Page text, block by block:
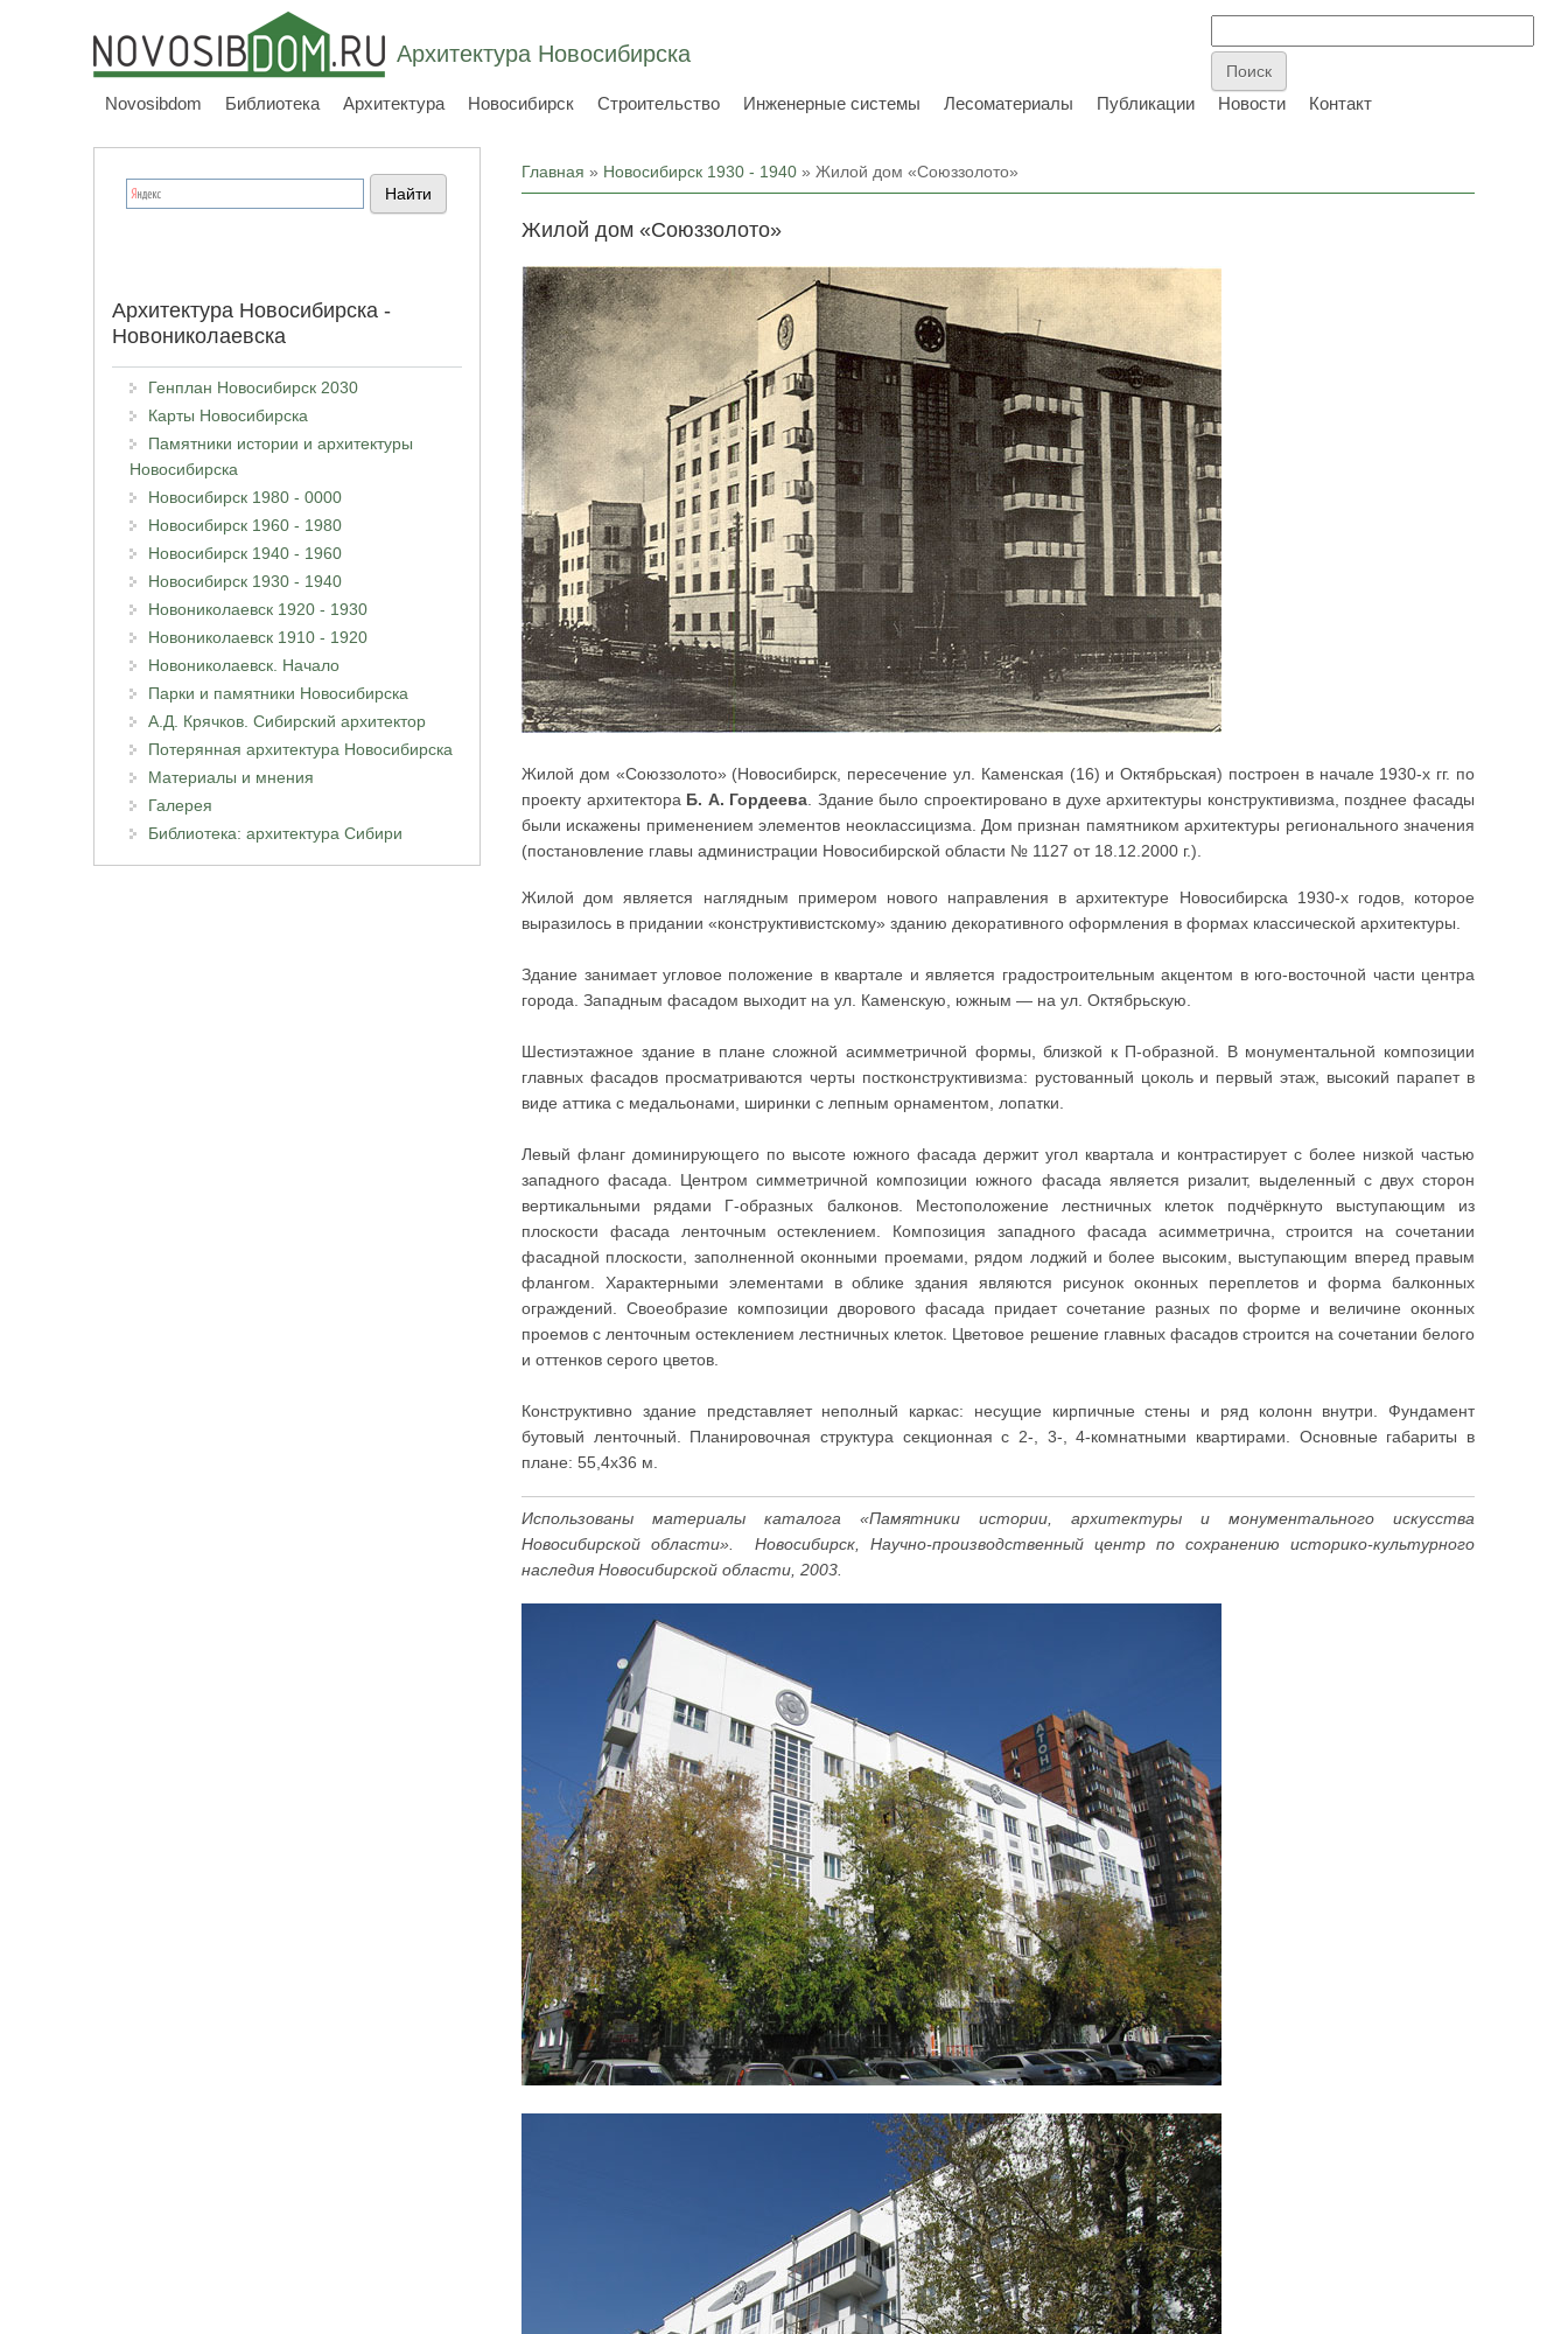
Архитектура Новосибирска
Novosibdom Библиотека Архитектура Новосибирск Строительство Инженерные системы Лесоматериалы Публикации Новости Контакт
Вы здесь
Главная » Новосибирск 1930 - 1940 » Жилой дом «Союззолото»
Жилой дом «Союззолото»
Жилой дом «Союззолото» (Новосибирск, пересечение ул. Каменская (16) и Октябрьская) построен в начале 1930-х гг. по
проекту архитектора Б. А. Гордеева . Здание было спроектировано в духе архитектуры конструктивизма, позднее фасады
были искажены применением элементов неоклассицизма. Дом признан памятником архитектуры регионального значения
(постановление главы администрации Новосибирской области № 1127 от 18.12.2000 г.).
Жилой дом является наглядным примером нового направления в архитектуре Новосибирска 1930-х годов, которое
выразилось в придании «конструктивистскому» зданию декоративного оформления в формах классической архитектуры.
Здание занимает угловое положение в квартале и является градостроительным акцентом в юго-восточной части центра
города. Западным фасадом выходит на ул. Каменскую, южным — на ул. Октябрьскую.
Шестиэтажное здание в плане сложной асимметричной формы, близкой к П-образной. В монументальной композиции
главных фасадов просматриваются черты постконструктивизма: рустованный цоколь и первый этаж, высокий парапет в
виде аттика с медальонами, ширинки с лепным орнаментом, лопатки.
Левый фланг доминирующего по высоте южного фасада держит угол квартала и контрастирует с более низкой частью
западного фасада. Центром симметричной композиции южного фасада является ризалит, выделенный с двух сторон
вертикальными рядами Г-образных балконов. Местоположение лестничных клеток подчёркнуто выступающим из
плоскости фасада ленточным остеклением. Композиция западного фасада асимметрична, строится на сочетании
фасадной плоскости, заполненной оконными проемами, рядом лоджий и более высоким, выступающим вперед правым
флангом. Характерными элементами в облике здания являются рисунок оконных переплетов и форма балконных
ограждений. Своеобразие композиции дворового фасада придает сочетание разных по форме и величине оконных
проемов с ленточным остеклением лестничных клеток. Цветовое решение главных фасадов строится на сочетании белого
и оттенков серого цветов.
Конструктивно здание представляет неполный каркас: несущие кирпичные стены и ряд колонн внутри. Фундамент
бутовый ленточный. Планировочная структура секционная с 2-, 3-, 4-комнатными квартирами. Основные габариты в
плане: 55,4x36 м.
Использованы материалы каталога «Памятники истории, архитектуры и монументального искусства
Новосибирской области». Новосибирск, Научно-производственный центр по сохранению историко-культурного
наследия Новосибирской области, 2003.
Архитектура Новосибирска -
Новониколаевска
Генплан Новосибирск 2030
Карты Новосибирска
Памятники истории и архитектуры
Новосибирска
Новосибирск 1980 - 0000
Новосибирск 1960 - 1980
Новосибирск 1940 - 1960
Новосибирск 1930 - 1940
Новониколаевск 1920 - 1930
Новониколаевск 1910 - 1920
Новониколаевск. Начало
Парки и памятники Новосибирска
А.Д. Крячков. Сибирский архитектор
Потерянная архитектура Новосибирска
Материалы и мнения
Галерея
Библиотека: архитектура Сибири